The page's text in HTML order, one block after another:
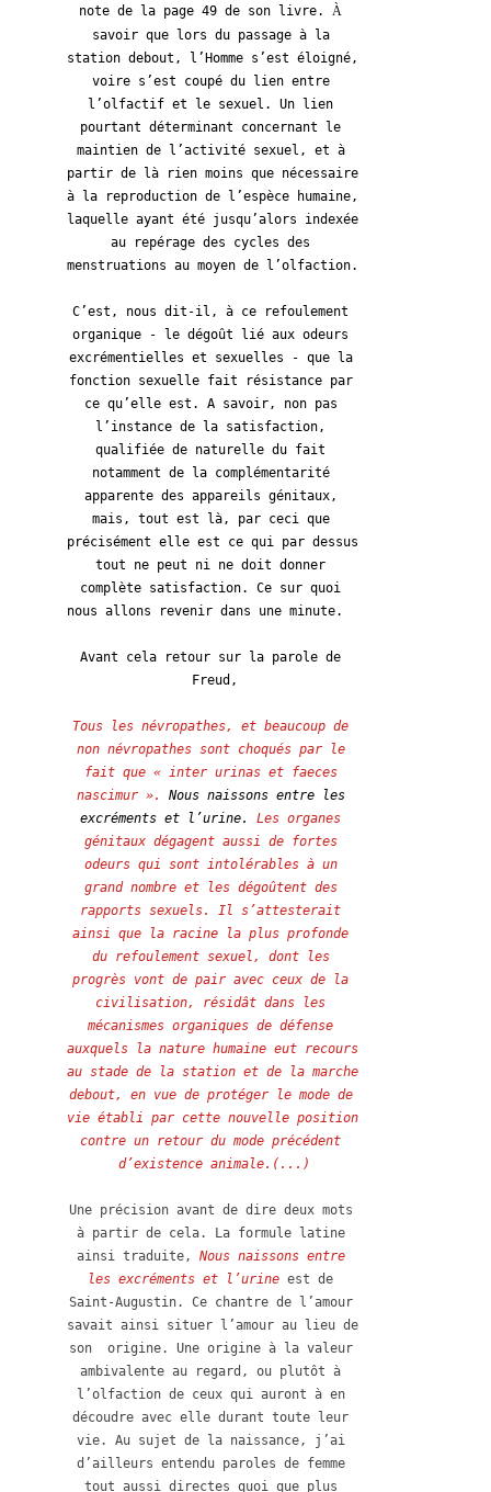
note de la page 49 de son livre. À
savoir que lors du passage à la
station debout, l’Homme s’est éloigné,
voire s’est coupé du lien entre
l’olfactif et le sexuel. Un lien
pourtant déterminant concernant le
maintien de l’activité sexuel, et à
partir de là rien moins que nécessaire
à la reproduction de l’espèce humaine,
laquelle ayant été jusqu’alors indexée
au repérage des cycles des
C’est, nous dit-il, à ce refoulement
organique - le dégoût lié aux odeurs
excrémentielles et sexuelles - que la
fonction sexuelle fait résistance par
ce qu’elle est. A savoir, non pas
l’instance de la satisfaction,
qualifiée de naturelle du fait
notamment de la complémentarité
apparente des appareils génitaux,
mais, tout est là, par ceci que
précisément elle est ce qui par dessus
tout ne peut ni ne doit donner
complète satisfaction. Ce sur quoi
nous allons revenir dans une minute.
Avant cela retour sur la parole de
Freud,
Tous les névropathes, et beaucoup de
non névropathes sont choqués par le
fait que « inter urinas et faeces
nascimur ». Nous naissons entre les
excréments et l’urine.
Les organes
génitaux dégagent aussi de fortes
odeurs qui sont intolérables à un
grand nombre et les dégoûtent des
rapports sexuels. Il s’attesterait
ainsi que la racine la plus profonde
du refoulement sexuel, dont les
progrès vont de pair avec ceux de la
civilisation, résidât dans les
mécanismes organiques de défense
auxquels la nature humaine eut recours
au stade de la station et de la marche
debout, en vue de protéger le mode de
vie établi par cette nouvelle position
contre un retour du mode précédent
d’existence animale.(...)
Une précision avant de dire deux mots
à partir de cela. La formule latine
ainsi traduite, Nous naissons entre
les excréments et l’urine est de
Saint-Augustin. Ce chantre de l’amour
savait ainsi situer l’amour au lieu de
son  origine. Une origine à la valeur
ambivalente au regard, ou plutôt à
l’olfaction de ceux qui auront à en
découdre avec elle durant toute leur
vie. Au sujet de la naissance, j’ai
d’ailleurs entendu paroles de femme
tout aussi directes quoi que plus